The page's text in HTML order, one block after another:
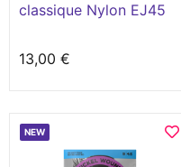
classique Nylon EJ45
13,00 €
NEW